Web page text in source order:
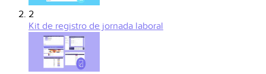
2
Kit de registro de jornada laboral